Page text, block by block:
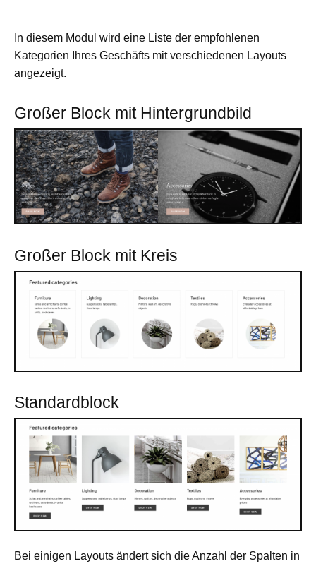
In diesem Modul wird eine Liste der empfohlenen
Kategorien Ihres Geschäfts mit verschiedenen Layouts
angezeigt.
Großer Block mit Hintergrundbild
Großer Block mit Kreis
Standardblock
Bei einigen Layouts ändert sich die Anzahl der Spalten in